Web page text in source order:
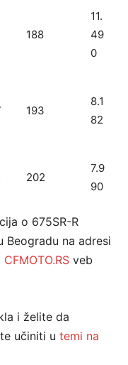
188
11.
49
0
193
8.1
82
202
7.9
90
o 675SR-R
Beogradu na adresi
CFMOTO.RS veb
i želite da
učiniti u temi na